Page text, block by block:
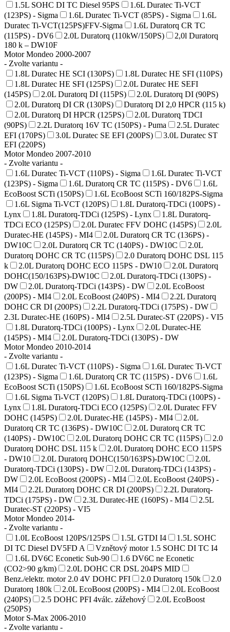
1.5L SOHC DI TC Diesel 95PS
1.6L Duratec Ti-VCT
(123PS) - Sigma
1.6L Duratec Ti-VCT (85PS) - Sigma
1.6L
Duratec Ti-VCT(125PS)FFV-Sigma
1.6L Duratorq CR TC
(115PS) - DV6
2.0L Duratorq (110kW/150PS)
2,0l Duratorq
180 k – DW10F
Motor Mondeo 2000-2007
- Zvolte variantu -
1.8L Duratec HE SCI (130PS)
1.8L Duratec HE SFI (110PS)
1.8L Duratec HE SFI (125PS)
2.0L Duratec HE SEFI
(145PS)
2.0L Duratorq DI (115PS)
2.0L Duratorq DI (90PS)
2.0L Duratorq DI CR (130PS)
Duratorq DI 2,0 HPCR (115 k)
2.0L Duratorq DI HPCR (125PS)
2.0L Duratorq TDCI
(90PS)
2.2L Duratorq 16V TC (150PS) - Puma
2.5L Duratec
EFI (170PS)
3.0L Duratec SE EFI (200PS)
3.0L Duratec ST
EFI (220PS)
Motor Mondeo 2007-2010
- Zvolte variantu -
1.6L Duratec Ti-VCT (110PS) - Sigma
1.6L Duratec Ti-VCT
(123PS) - Sigma
1.6L Duratorq CR TC (115PS) - DV6
1.6L
EcoBoost SCTi (150PS)
1.6L EcoBoost SCTi 160/182PS-Sigma
1.6L Sigma Ti-VCT (120PS)
1.8L Duratorq-TDCi (100PS) -
Lynx
1.8L Duratorq-TDCi (125PS) - Lynx
1.8L Duratorq-
TDCi ECO (125PS)
2.0L Duratec FFV DOHC (145PS)
2.0L
Duratec-HE (145PS) - MI4
2.0L Duratorq CR TC (136PS) -
DW10C
2.0L Duratorq CR TC (140PS) - DW10C
2.0L
Duratorq DOHC CR TC (115PS)
2.0 Duratorq DOHC DSL 115
k
2.0L Duratorq DOHC ECO 115PS - DW10
2.0L Duratorq
DOHC(150/163PS)-DW10C
2.0L Duratorq-TDCi (130PS) -
DW
2.0L Duratorq-TDCi (143PS) - DW
2.0L EcoBoost
(200PS) - MI4
2.0L EcoBoost (240PS) - MI4
2.2L Duratorq
DOHC CR DI (200PS)
2.2L Duratorq-TDCi (175PS) - DW
2.3L Duratec-HE (160PS) - MI4
2.5L Duratec-ST (220PS) - VI5
1.8L Duratorq-TDCi (100PS) - Lynx
2.0L Duratec-HE
(145PS) - MI4
2.0L Duratorq-TDCi (130PS) - DW
Motor Mondeo 2010-2014
- Zvolte variantu -
1.6L Duratec Ti-VCT (110PS) - Sigma
1.6L Duratec Ti-VCT
(123PS) - Sigma
1.6L Duratorq CR TC (115PS) - DV6
1.6L
EcoBoost SCTi (150PS)
1.6L EcoBoost SCTi 160/182PS-Sigma
1.6L Sigma Ti-VCT (120PS)
1.8L Duratorq-TDCi (100PS) -
Lynx
1.8L Duratorq-TDCi ECO (125PS)
2.0L Duratec FFV
DOHC (145PS)
2.0L Duratec-HE (145PS) - MI4
2.0L
Duratorq CR TC (136PS) - DW10C
2.0L Duratorq CR TC
(140PS) - DW10C
2.0L Duratorq DOHC CR TC (115PS)
2.0
Duratorq DOHC DSL 115 k
2.0L Duratorq DOHC ECO 115PS
- DW10
2.0L Duratorq DOHC(150/163PS)-DW10C
2.0L
Duratorq-TDCi (130PS) - DW
2.0L Duratorq-TDCi (143PS) -
DW
2.0L EcoBoost (200PS) - MI4
2.0L EcoBoost (240PS) -
MI4
2.2L Duratorq DOHC CR DI (200PS)
2.2L Duratorq-
TDCi (175PS) - DW
2.3L Duratec-HE (160PS) - MI4
2.5L
Duratec-ST (220PS) - VI5
Motor Mondeo 2014-
- Zvolte variantu -
1.0L EcoBoost 120PS/125PS
1.5L GTDI I4
1.5L SOHC
DI TC Diesel DV5FD A
Vznětový motor 1.5 SOHC DI TC I4
1.6L DV6C Econetic Sub-90
1.6 DV6C ne Econetic
(CO2>90 g/km)
2.0L DOHC CR DSL 204PS MID
Benz./elektr. motor 2.0 4V DOHC PFI
2.0 Duratorq 150k
2.0
Duratorq 180k
2.0L EcoBoost (200PS) - MI4
2.0L EcoBoost
(240PS)
2.5 DOHC PFI 4válc. zážehový
2.0L EcoBoost
(250PS)
Motor S-Max 2006-2010
- Zvolte variantu -